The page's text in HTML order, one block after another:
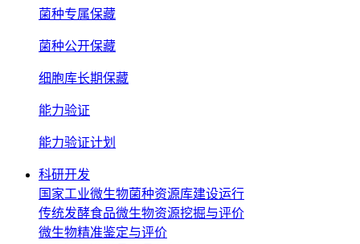
菌种专属保藏
菌种公开保藏
细胞库长期保藏
能力验证
能力验证计划
科研开发
国家工业微生物菌种资源库建设运行
传统发酵食品微生物资源挖掘与评价
微生物精准鉴定与评价